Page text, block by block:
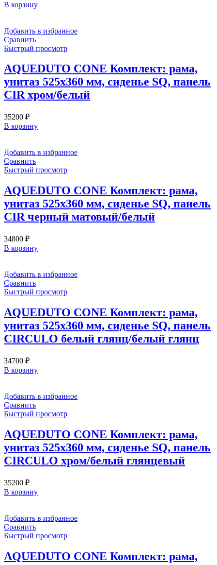
В корзину
Добавить в избранное
Сравнить
Быстрый просмотр
AQUEDUTO CONE Комплект: рама,
унитаз 525х360 мм, сиденье SQ, панель
CIR хром/белый
35200 ₽
В корзину
Добавить в избранное
Сравнить
Быстрый просмотр
AQUEDUTO CONE Комплект: рама,
унитаз 525х360 мм, сиденье SQ, панель
CIR черный матовый/белый
34800 ₽
В корзину
Добавить в избранное
Сравнить
Быстрый просмотр
AQUEDUTO CONE Комплект: рама,
унитаз 525х360 мм, сиденье SQ, панель
CIRCULO белый глянц/белый глянц
34700 ₽
В корзину
Добавить в избранное
Сравнить
Быстрый просмотр
AQUEDUTO CONE Комплект: рама,
унитаз 525х360 мм, сиденье SQ, панель
CIRCULO хром/белый глянцевый
35200 ₽
В корзину
Добавить в избранное
Сравнить
Быстрый просмотр
AQUEDUTO CONE Комплект: рама,